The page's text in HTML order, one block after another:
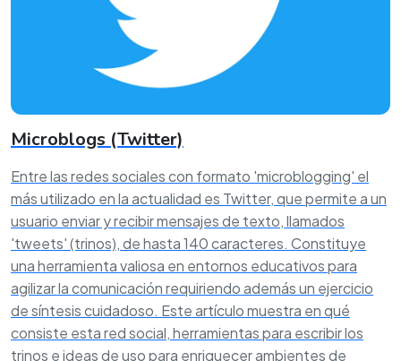
Microblogs (Twitter)
Entre las redes sociales con formato 'microblogging' el
más utilizado en la actualidad es Twitter, que permite a un
usuario enviar y recibir mensajes de texto, llamados
'tweets' (trinos), de hasta 140 caracteres. Constituye
una herramienta valiosa en entornos educativos para
agilizar la comunicación requiriendo además un ejercicio
de síntesis cuidadoso. Este artículo muestra en qué
consiste esta red social, herramientas para escribir los
trinos e ideas de uso para enriquecer ambientes de